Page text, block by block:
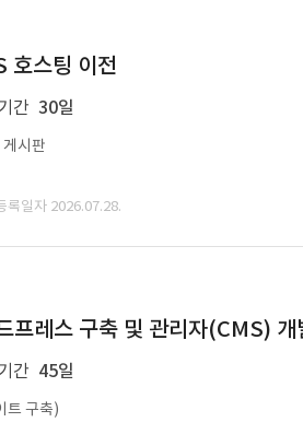
호스팅 이전
간 30일
시판
록일자 2026.07.28.
프레스 구축 및 관리자(CMS) 개
간 45일
트 구축)